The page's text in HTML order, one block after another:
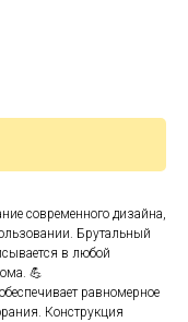
современного дизайна,
Брутальный
в любой
💪
равномерное
Конструкция